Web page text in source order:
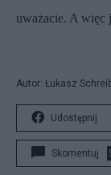
uważacie. A więc
Autor: Łukasz
Udostępnij
Skomentuj